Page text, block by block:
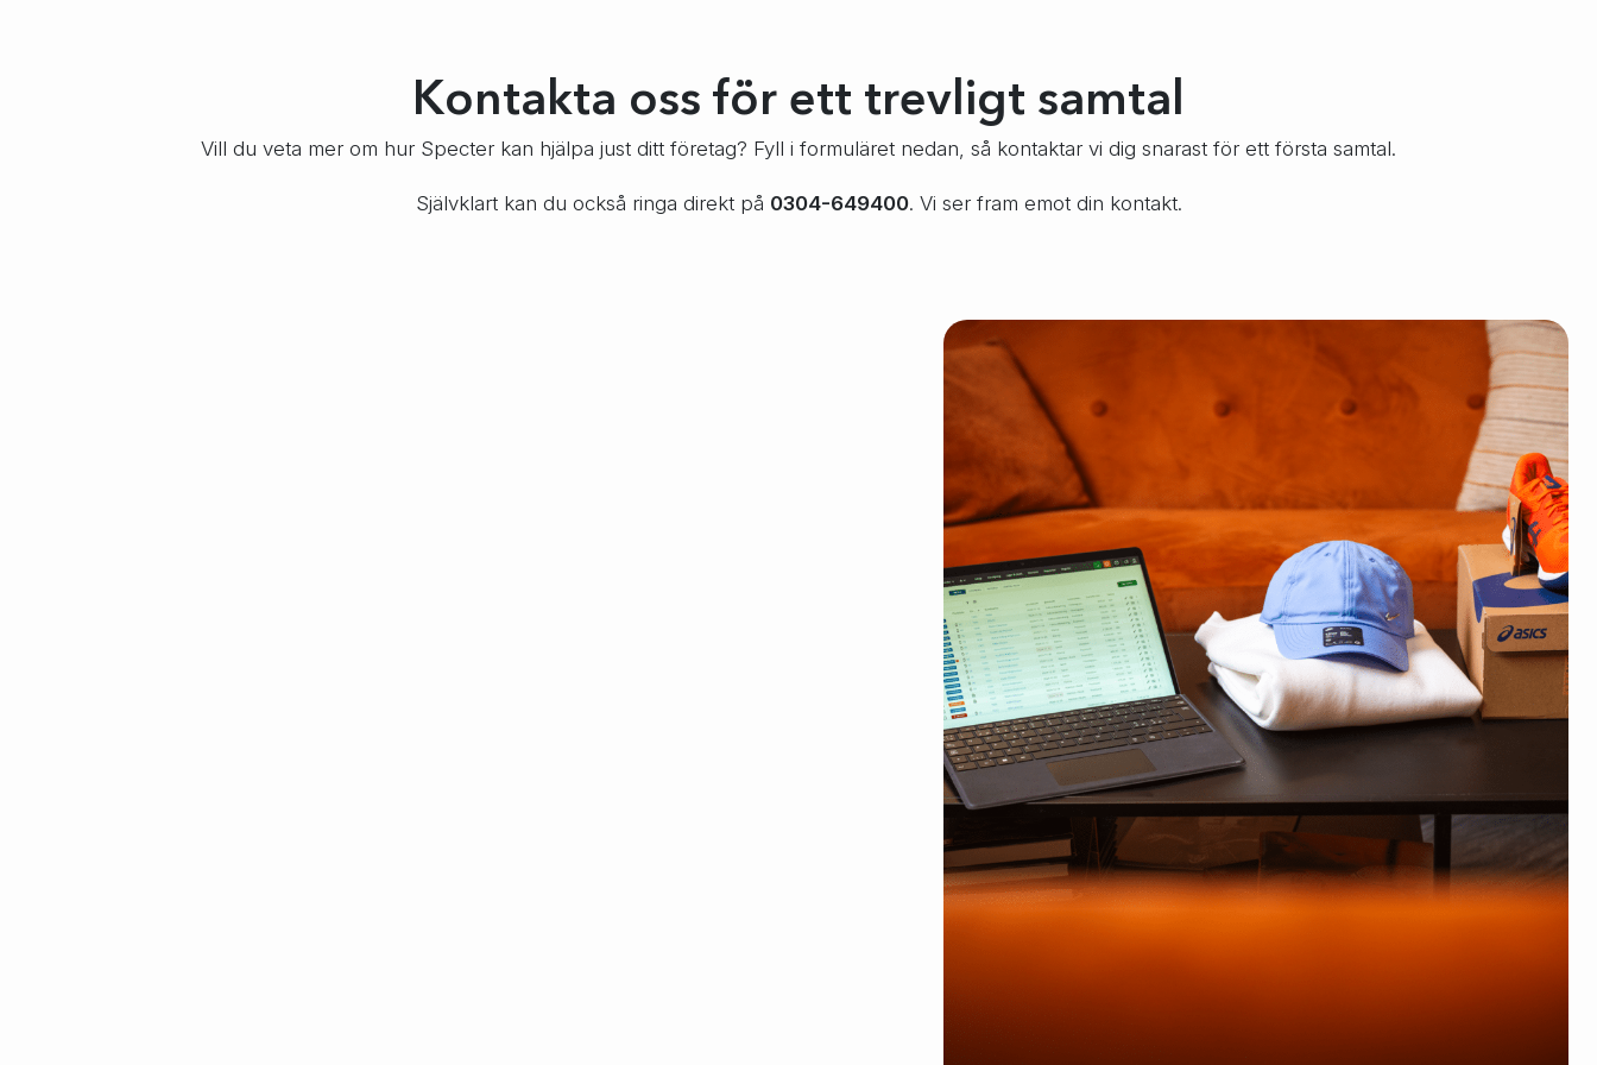
Kontakta oss för ett trevligt samtal
Vill du veta mer om hur Specter kan hjälpa just ditt företag? Fyll i formuläret nedan, så kontaktar vi dig snarast för ett första samtal.
Självklart kan du också ringa direkt på 0304-649400. Vi ser fram emot din kontakt.